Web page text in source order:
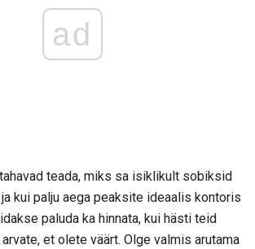
ad
teada, miks sa isiklikult sobiksid
kui palju aega peaksite ideaalis kontoris
paluda ka hinnata, kui hästi teid
et olete väärt. Olge valmis arutama